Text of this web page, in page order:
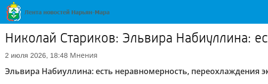
Николай Стариков: Эльвира Набиуллина:
2 июля 2026, 18:48 Мнения
Эльвира Набиуллина: есть неравномерность, переохлаждения